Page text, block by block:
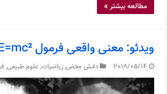
مطالعه بیشتر »
ویدئو: معنی واقعی فرمول E=mc² چیست؟
2018/05/14 دانش محض,ریاضیات,علوم طبیعی,